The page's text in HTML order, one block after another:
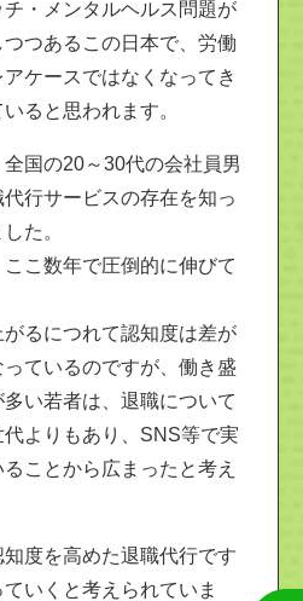
・メンタルヘルス問題が
つあるこの日本で、労働
ケースではなくなってき
ると思われます。
国の20～30代の会社員男
行サービスの存在を知っ
た。
こ数年で圧倒的に伸びて
るにつれて認知度は差が
ているのですが、働き盛
い若者は、退職について
よりもあり、SNS等で実
ことから広まったと考え
度を高めた退職代行です
いくと考えられていま